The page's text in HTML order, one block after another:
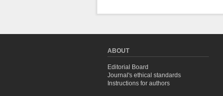
ABOUT
Editorial Board
Journal's ethical standards
Instructions for authors